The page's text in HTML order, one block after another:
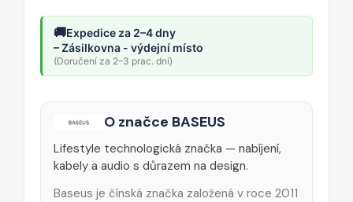
🚚Expedice za 2–4 dny
– Zásilkovna - výdejní místo
(Doručení za 2–3 prac. dní)
O značce BASEUS
Lifestyle technologická značka — nabíjení,
kabely a audio s důrazem na design.
Baseus je čínská značka založená v roce 2011